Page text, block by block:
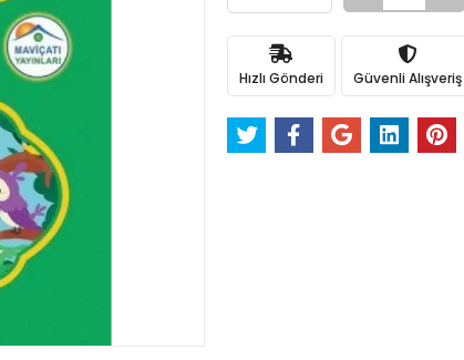
Hızlı Gönderi Güvenli Alışveriş